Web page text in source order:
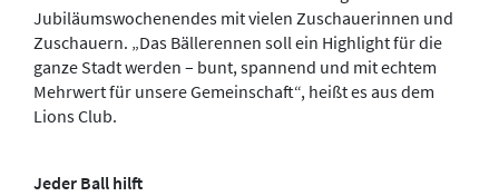
Jubiläumswochenendes mit vielen Zuschauerinnen und
Zuschauern. „Das Bällerennen soll ein Highlight für die
ganze Stadt werden – bunt, spannend und mit echtem
Mehrwert für unsere Gemeinschaft“, heißt es aus dem
Lions Club.
Jeder Ball hilft